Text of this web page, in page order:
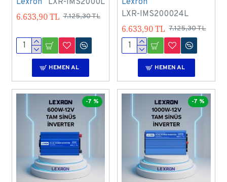
6.633,90 TL 7.125,30 TL
HEMEN AL
LXR-IMS200024L
6.633,90 TL 7.125,30 TL
HEMEN AL
-7 % -7 %